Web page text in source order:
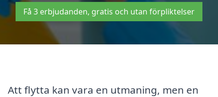
Få 3 erbjudanden, gratis och utan förpliktelser
Att flytta kan vara en utmaning, men en